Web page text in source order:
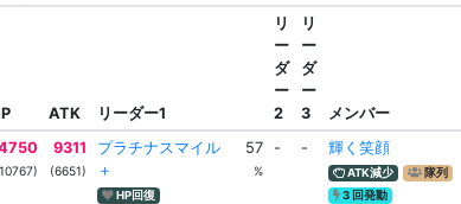
ATK リーダー1
リ
ー
ダ
ー
2
リ
ー
ダ
ー
3
メンバー
9311
(6651)
プラチナスマイル
＋
HP回復
57
%
- - 輝く笑顔
ATK減少
隊列
3 回発動